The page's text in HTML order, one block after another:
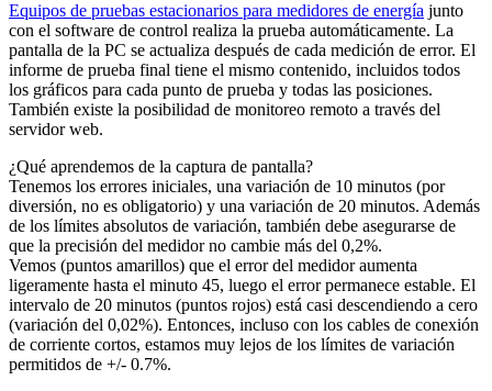
Equipos de pruebas estacionarios para medidores de energía junto
con el software de control realiza la prueba automáticamente. La
pantalla de la PC se actualiza después de cada medición de error. El
informe de prueba final tiene el mismo contenido, incluidos todos
los gráficos para cada punto de prueba y todas las posiciones.
También existe la posibilidad de monitoreo remoto a través del
servidor web.
¿Qué aprendemos de la captura de pantalla?
Tenemos los errores iniciales, una variación de 10 minutos (por
diversión, no es obligatorio) y una variación de 20 minutos. Además
de los límites absolutos de variación, también debe asegurarse de
que la precisión del medidor no cambie más del 0,2%.
Vemos (puntos amarillos) que el error del medidor aumenta
ligeramente hasta el minuto 45, luego el error permanece estable. El
intervalo de 20 minutos (puntos rojos) está casi descendiendo a cero
(variación del 0,02%). Entonces, incluso con los cables de conexión
de corriente cortos, estamos muy lejos de los límites de variación
permitidos de +/- 0.7%.